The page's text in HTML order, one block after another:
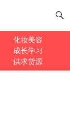
化妆美容
成长学习
供求货源